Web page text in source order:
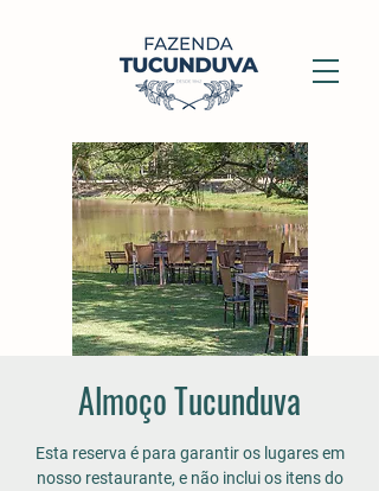
Almoço Tucunduva
Esta reserva é para garantir os lugares em
nosso restaurante, e não inclui os itens do